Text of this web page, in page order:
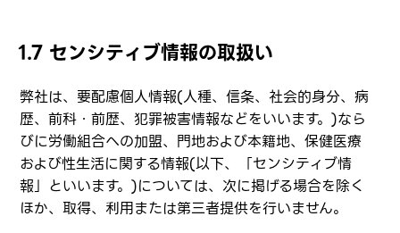
1.7 センシティブ情報の取扱い
弊社は、要配慮個人情報(人種、信条、社会的身分、病
歴、前科・前歴、犯罪被害情報などをいいます。)なら
びに労働組合への加盟、門地および本籍地、保健医療
および性生活に関する情報(以下、「センシティブ情
報」といいます。)については、次に掲げる場合を除く
ほか、取得、利用または第三者提供を行いません。